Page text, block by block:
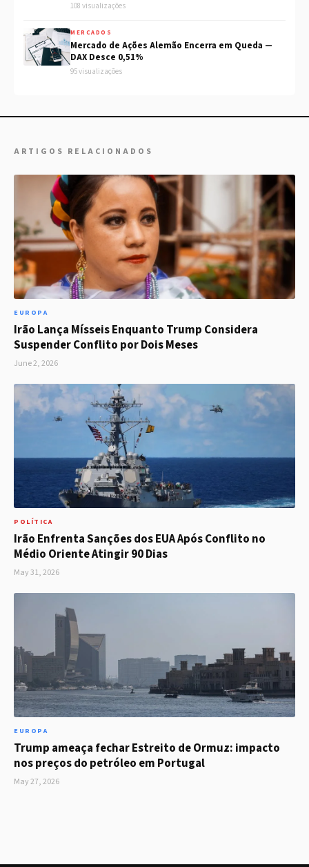
108 visualizações
MERCADOS
Mercado de Ações Alemão Encerra em Queda —
DAX Desce 0,51%
95 visualizações
ARTIGOS RELACIONADOS
EUROPA
Irão Lança Mísseis Enquanto Trump Considera
Suspender Conflito por Dois Meses
June 2, 2026
POLÍTICA
Irão Enfrenta Sanções dos EUA Após Conflito no
Médio Oriente Atingir 90 Dias
May 31, 2026
EUROPA
Trump ameaça fechar Estreito de Ormuz: impacto
nos preços do petróleo em Portugal
May 27, 2026